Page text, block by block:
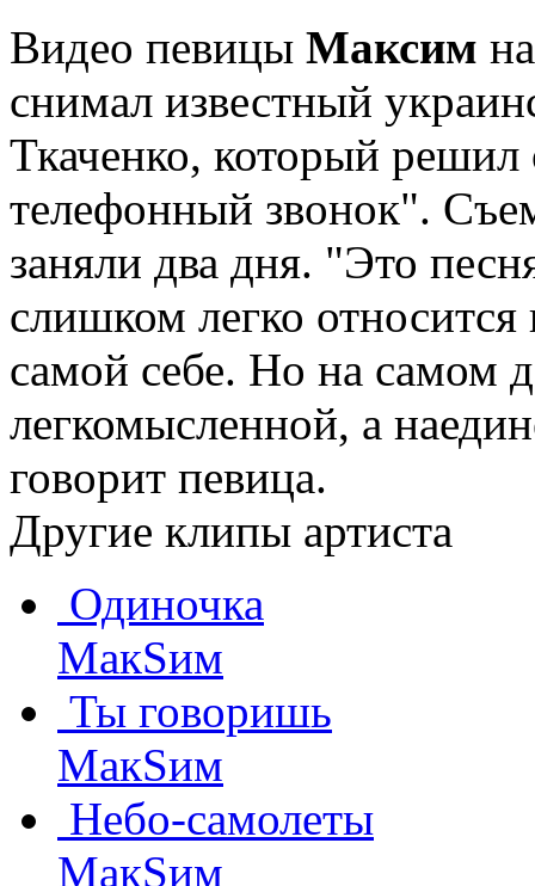
Видео певицы Максим
снимал известный
Ткаченко, который
телефонный звонок".
заняли два дня. "Это
слишком легко
самой себе. Но на самом
легкомысленной, а
говорит певица.
Другие клипы артиста
Одиночка
МакSим
Ты говоришь
МакSим
Небо-самолеты
МакSим